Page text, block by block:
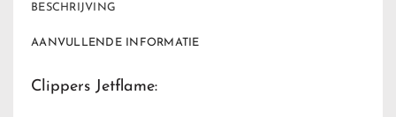
BESCHRIJVING
AANVULLENDE INFORMATIE
Clippers Jetflame: